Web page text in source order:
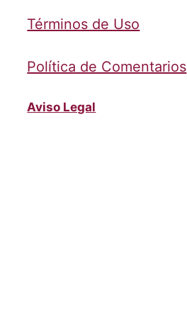
Términos de Uso
Política de Comentarios
Aviso Legal